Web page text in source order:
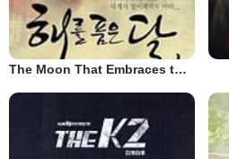
The Moon That Embraces the Sun